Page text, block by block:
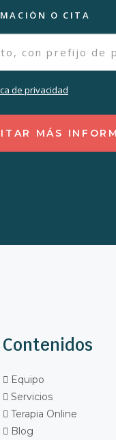
O CITA
de privacidad
Contenidos
Equipo
Servicios
Terapia Online
Blog